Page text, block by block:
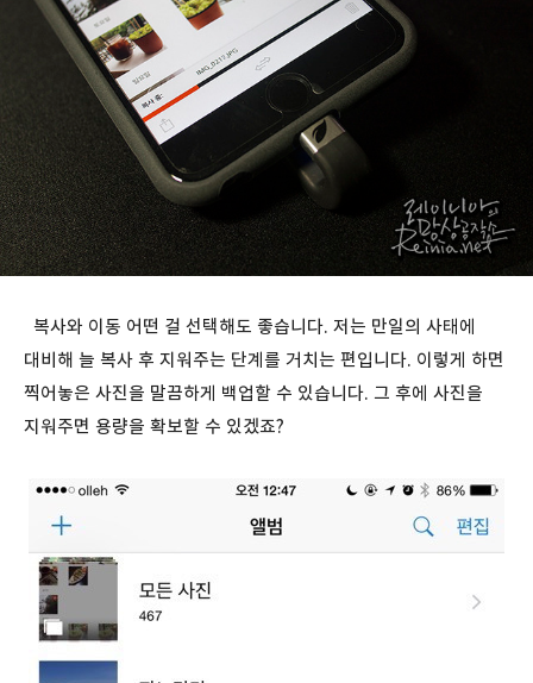
복사와 이동 어떤 걸 선택해도 좋습니다. 저는 만일의 사태에
대비해 늘 복사 후 지워주는 단계를 거치는 편입니다. 이렇게 하면
찍어놓은 사진을 말끔하게 백업할 수 있습니다. 그 후에 사진을
지워주면 용량을 확보할 수 있겠죠?